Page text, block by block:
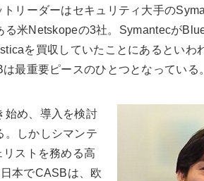
リーダーはセキュリティ大手の
る米Netskopeの3社。Symantecが
を買収していたことにあるといわ
最重要ピースのひとつとなっている。
め、導入を検討
。しかしシマンテ
ストを務める高
本でCASBは、欧